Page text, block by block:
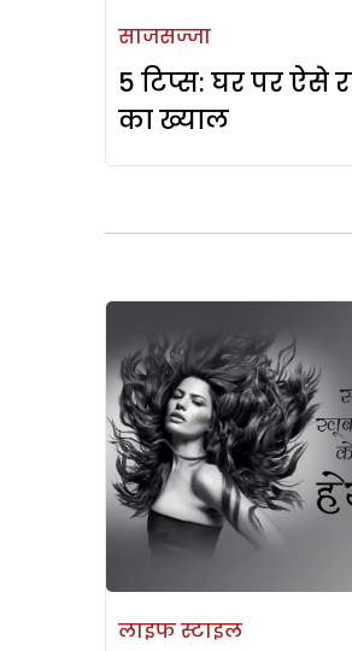
साजसज्जा
5 टिप्स: घर पर ऐसे
का ख्याल
लाइफ स्टाइल